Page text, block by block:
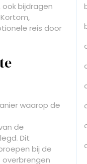
bijdragen
reis door
waarop de
de
Dit
bij de